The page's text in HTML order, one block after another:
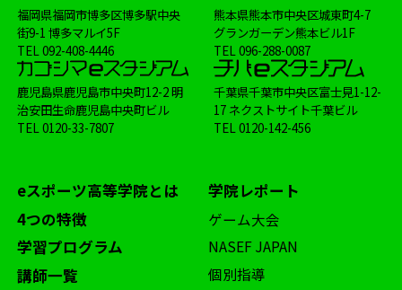
福岡県福岡市博多区博多駅中央
街9-1 博多マルイ5F
TEL092-408-4446
熊本県熊本市中央区城東町4-7
グランガーデン熊本ビル1F
TEL096-288-0087
鹿児島県鹿児島市中央町12-2 明
治安田生命鹿児島中央町ビル
TEL0120-33-7807
千葉県千葉市中央区富士見1-12-
17 ネクストサイト千葉ビル
TEL0120-142-456
eスポーツ高等学院とは
4つの特徴
学習プログラム
講師一覧
学院レポート
ゲーム大会
NASEF JAPAN
個別指導